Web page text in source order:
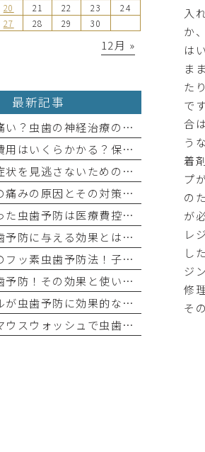
入
か
は
ま
た
で
合
う
着
プ
の
が
レ
し
ジ
修
そ
20 21 22 23
24
27 28 29 30
12月 »
最新記事
神経治療は痛い？虫歯の神経治療の実態と痛み軽減法
虫歯治療の費用はいくらかかる？保険適用と自費治療の違い
虫歯の初期症状を見逃さないためのチェックポイント
虫歯治療後の痛みの原因とその対策方法を解説
フッ素を使った虫歯予防は医療費控除の対象になる？最新情報をチェック！
フッ素が虫歯予防に与える効果とは？科学的根拠を解説！
大人のためのフッ素虫歯予防法！子ども用と何が違う？
フッ素で虫歯予防！その効果と使い方の完全ガイド
キシリトールが虫歯予防に効果的な理由とは？科学的な根拠を徹底解説！
フッ素入りマウスウォッシュで虫歯予防！選び方と使い方を解説